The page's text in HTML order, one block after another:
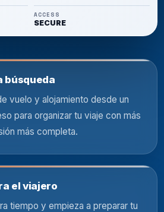
ACCESS
SECURE
búsqueda
vuelo y alojamiento desde un
para organizar tu viaje con más
más completa.
el viajero
tiempo y empieza a preparar tu